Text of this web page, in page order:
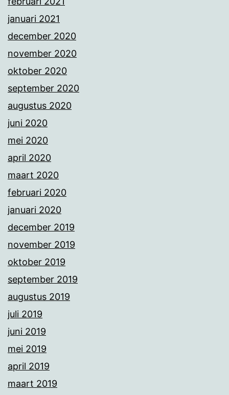
januari 2021
december 2020
november 2020
oktober 2020
september 2020
augustus 2020
juni 2020
mei 2020
april 2020
maart 2020
februari 2020
januari 2020
december 2019
november 2019
oktober 2019
september 2019
augustus 2019
juli 2019
juni 2019
mei 2019
april 2019
maart 2019